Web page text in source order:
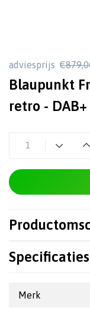
adviesprijs
Blaupunkt
retro - DAB+
Specificaties
Merk